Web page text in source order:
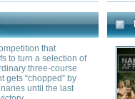
Manousakis
Adresse. Das
Firmengelände
von alten
Hummer H1 bis
Doku-Serie
bei ihrer
First Dates